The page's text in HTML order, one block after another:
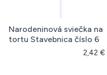
Narodeninová sviečka na
tortu Stavebnica číslo 6
2,42 €